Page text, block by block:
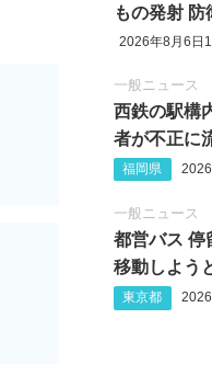
もの発射 防
2026年8月6日
一般ニュース
西鉄の駅構
者が不正に
福岡県
一般ニュース
都営バス 停
移動しよう
東京都